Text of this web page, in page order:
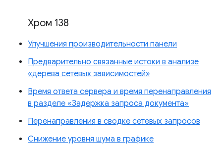
Хром 138
Улучшения производительности панели
Предварительно связанные истоки в анализе
«дерева сетевых зависимостей»
Время ответа сервера и время перенаправления
в разделе «Задержка запроса документа»
Перенаправления в сводке сетевых запросов
Снижение уровня шума в графике